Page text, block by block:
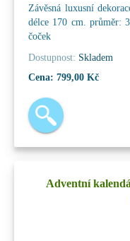
Závěsná luxusní
délce 170 cm. průměr:
čoček
Dostupnost: Skladem
Cena: 799,00 Kč
Adventní